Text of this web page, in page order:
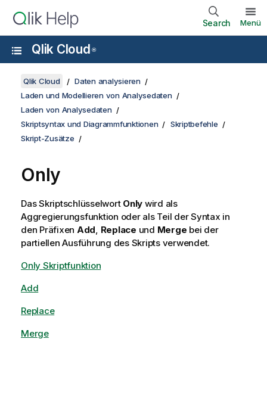
Search Menü
Qlik Cloud ®
Qlik Cloud
Daten analysieren
Laden und Modellieren von Analysedaten
Laden von Analysedaten
Skriptsyntax und Diagrammfunktionen
Skriptbefehle
Skript-Zusätze
Only
Das Skriptschlüsselwort Only wird als
Aggregierungsfunktion oder als Teil der Syntax in
den Präfixen Add, Replace und Merge bei der
partiellen Ausführung des Skripts verwendet.
Only Skriptfunktion
Add
Replace
Merge